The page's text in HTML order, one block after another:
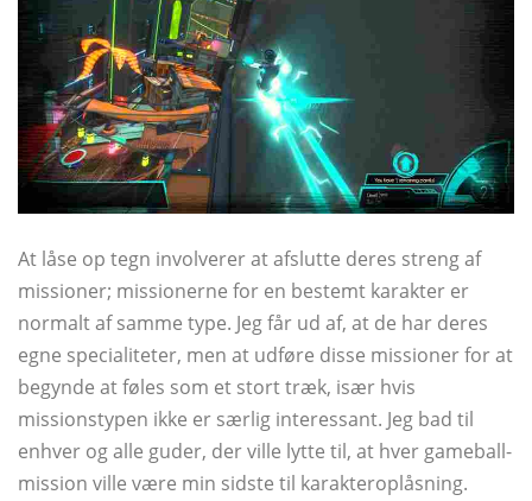
At låse op tegn involverer at afslutte deres streng af
missioner; missionerne for en bestemt karakter er
normalt af samme type. Jeg får ud af, at de har deres
egne specialiteter, men at udføre disse missioner for at
begynde at føles som et stort træk, især hvis
missionstypen ikke er særlig interessant. Jeg bad til
enhver og alle guder, der ville lytte til, at hver gameball-
mission ville være min sidste til karakteroplåsning.